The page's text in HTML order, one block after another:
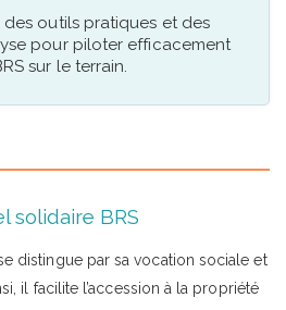
outils pratiques et des
pour piloter efficacement
sur le terrain.
solidaire BRS
distingue par sa vocation sociale et
il facilite l’accession à la propriété